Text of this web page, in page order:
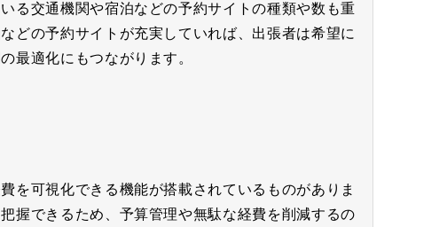
る交通機関や宿泊などの予約サイトの種類や数も重
どの予約サイトが充実していれば、出張者は希望に
最適化にもつながります。
を可視化できる機能が搭載されているものがありま
握できるため、予算管理や無駄な経費を削減するの